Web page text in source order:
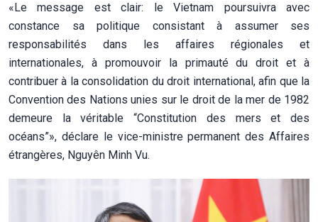
«Le message est clair: le Vietnam poursuivra avec
constance sa politique consistant à assumer ses
responsabilités dans les affaires régionales et
internationales, à promouvoir la primauté du droit et à
contribuer à la consolidation du droit international, afin que la
Convention des Nations unies sur le droit de la mer de 1982
demeure la véritable “Constitution des mers et des
océans”», déclare le vice-ministre permanent des Affaires
étrangères, Nguyên Minh Vu.